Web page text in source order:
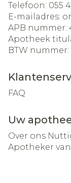
Telefoon: 055
E-mailadres:
APB nummer:
Apotheek
BTW nummer:
FAQ
Uw
Over ons
Apotheker